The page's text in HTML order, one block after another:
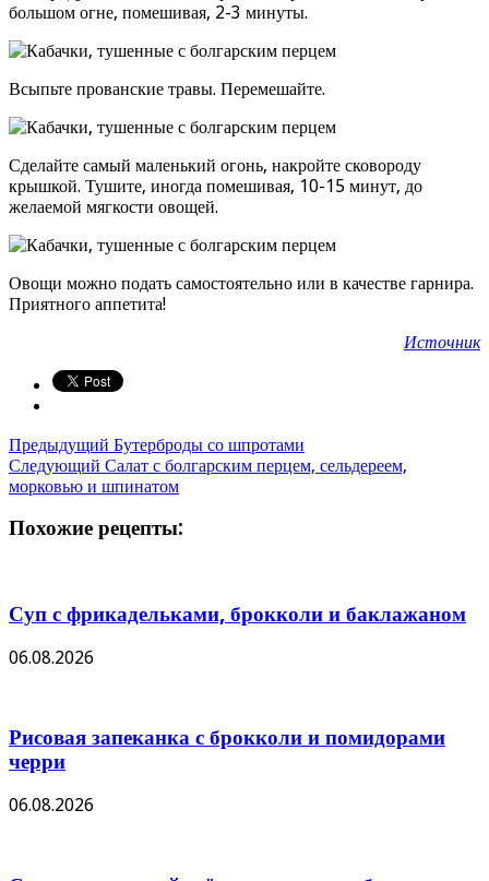
большом огне, помешивая, 2-3 минуты.
Всыпьте прованские травы. Перемешайте.
Сделайте самый маленький огонь, накройте сковороду
крышкой. Тушите, иногда помешивая, 10-15 минут, до
желаемой мягкости овощей.
Овощи можно подать самостоятельно или в качестве гарнира.
Приятного аппетита!
Источник
Предыдущий Бутерброды со шпротами
Следующий Салат с болгарским перцем, сельдереем,
морковью и шпинатом
Похожие рецепты:
Суп с фрикадельками, брокколи и баклажаном
06.08.2026
Рисовая запеканка с брокколи и помидорами
черри
06.08.2026